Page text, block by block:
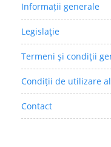
Informații generale
Legislaţie
Termeni şi condiţii
Condiții de utilizare
Contact